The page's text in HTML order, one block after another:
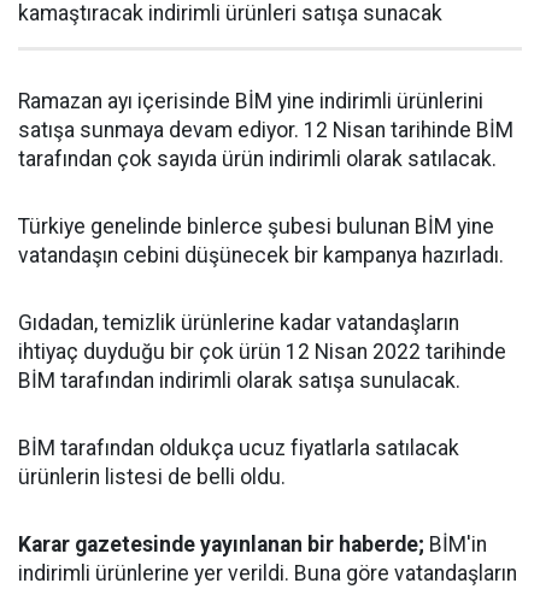
kamaştıracak indirimli ürünleri satışa sunacak
Ramazan ayı içerisinde BİM yine indirimli ürünlerini
satışa sunmaya devam ediyor. 12 Nisan tarihinde BİM
tarafından çok sayıda ürün indirimli olarak satılacak.
Türkiye genelinde binlerce şubesi bulunan BİM yine
vatandaşın cebini düşünecek bir kampanya hazırladı.
Gıdadan, temizlik ürünlerine kadar vatandaşların
ihtiyaç duyduğu bir çok ürün 12 Nisan 2022 tarihinde
BİM tarafından indirimli olarak satışa sunulacak.
BİM tarafından oldukça ucuz fiyatlarla satılacak
ürünlerin listesi de belli oldu.
Karar gazetesinde yayınlanan bir haberde; BİM'in
indirimli ürünlerine yer verildi. Buna göre vatandaşların